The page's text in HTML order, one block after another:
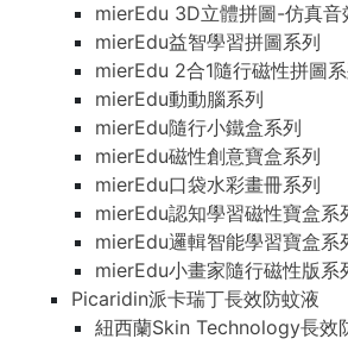
mierEdu 3D立體拼圖-仿真音
mierEdu益智學習拼圖系列
mierEdu 2合1隨行磁性拼圖
mierEdu動動腦系列
mierEdu隨行小鐵盒系列
mierEdu磁性創意寶盒系列
mierEdu口袋水彩畫冊系列
mierEdu認知學習磁性寶盒系
mierEdu邏輯智能學習寶盒系
mierEdu小畫家隨行磁性版系
Picaridin派卡瑞丁長效防蚊液
紐西蘭Skin Technology長效